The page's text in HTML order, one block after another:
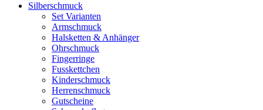
Silberschmuck
Set Varianten
Armschmuck
Halsketten & Anhänger
Ohrschmuck
Fingerringe
Fusskettchen
Kinderschmuck
Herrenschmuck
Gutscheine